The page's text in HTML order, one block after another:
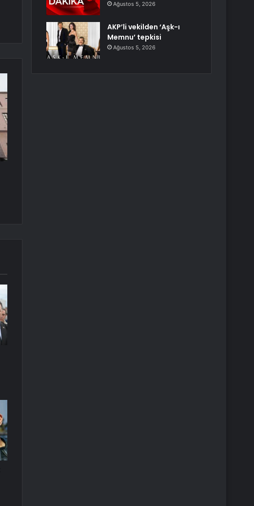
Ağustos 5, 2026
AKP’li vekilden ‘Aşk-ı
Memnu’ tepkisi
Ağustos 5, 2026